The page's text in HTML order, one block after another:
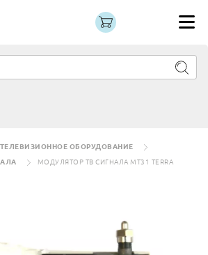
ТЕЛЕВИЗИОННОЕ ОБОРУДОВАНИЕ
МОДУЛЯТОР ТВ СИГНАЛА МТ31 TERRA